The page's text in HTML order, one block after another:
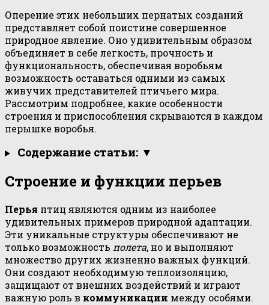
Оперение этих небольших пернатых созданий
представляет собой поистине совершенное
природное явление. Оно удивительным образом
объединяет в себе легкость, прочность и
функциональность, обеспечивая воробьям
возможность оставаться одними из самых
живучих представителей птичьего мира.
Рассмотрим подробнее, какие особенности
строения и приспособления скрываются в каждом
перышке воробья.
Содержание статьи: ▼
Строение и функции перьев
Перья птиц являются одним из наиболее
удивительных примеров природной адаптации.
Эти уникальные структуры обеспечивают не
только возможность полета, но и выполняют
множество других жизненно важных функций.
Они создают необходимую теплоизоляцию,
защищают от внешних воздействий и играют
важную роль в коммуникации между особями.